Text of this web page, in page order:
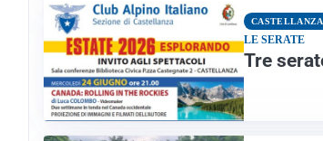
CASTELLANZA
LE SERATE
Tre